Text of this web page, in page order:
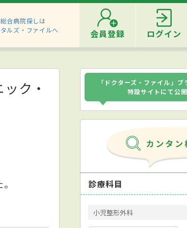
合病院探しは
ルズ・ファイルへ
会員登録 ログイン
ク・
「ドクターズ・ファイル」ブ
特設サイトにて公開
診療科目
小児整形外科